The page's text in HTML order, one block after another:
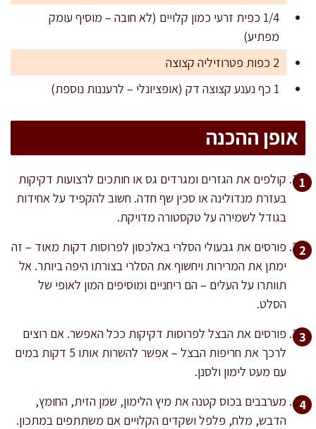
1/4 כפית זרעי כמון קלויים (לא חובה – מוסיף עומק
מפתיע)
2 כפות פטרוזיליה קצוצה
1 כף נענע קצוצה דק (אופציונלי – לרעננות נוספת)
אופן ההכנה
קולפים את הגזרים ומגרדים גס או חותכים לרצועות דקיקות
בעזרת מנדולינה או סכין שף חדה. חשוב להקפיד על אחידות
בגודל לשמירה על טקסטורה מדויקת.
פורסים את גבעולי הסלרי באלכסון לפרוסות דקות מאוד – זה
ימתן את המרירות ויחשוף את הסלרי בצורתו היפה ביותר. אל
תוותרו על העלים – הם ריחניים ומוסיפים המון לאופי של
הסלט.
פורסים את הבצל לפרוסות דקיקות ככל האפשר. אם רוצים
לרכך את חריפות הבצל – אפשר להשרות אותו 5 דקות במים
עם מעט לימון ולסנן.
מערבבים בכוס קטנה את מיץ הלימון, שמן הזית, החומץ,
הדבש, מלח, פלפל ושקדים הקלויים אם משתתפים במתכון.